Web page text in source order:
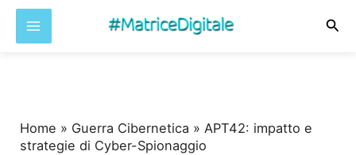
Home » Guerra Cibernetica »APT42: impatto e
strategie di Cyber-Spionaggio